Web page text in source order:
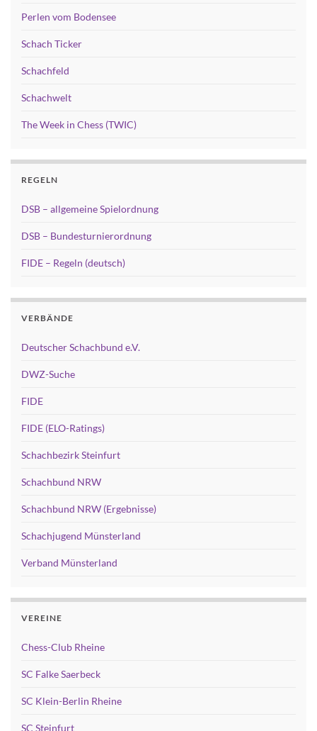
Perlen vom Bodensee
Schach Ticker
Schachfeld
Schachwelt
The Week in Chess (TWIC)
REGELN
DSB – allgemeine Spielordnung
DSB – Bundesturnierordnung
FIDE – Regeln (deutsch)
VERBÄNDE
Deutscher Schachbund e.V.
DWZ-Suche
FIDE
FIDE (ELO-Ratings)
Schachbezirk Steinfurt
Schachbund NRW
Schachbund NRW (Ergebnisse)
Schachjugend Münsterland
Verband Münsterland
VEREINE
Chess-Club Rheine
SC Falke Saerbeck
SC Klein-Berlin Rheine
SC Steinfurt